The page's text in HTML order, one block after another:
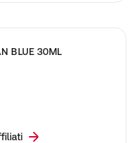
BLUE 30ML
Toilette Spray